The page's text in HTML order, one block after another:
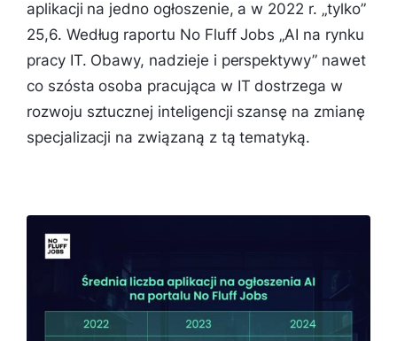
aplikacji na jedno ogłoszenie, a w 2022 r. „tylko”
25,6. Według raportu No Fluff Jobs „AI na rynku
pracy IT. Obawy, nadzieje i perspektywy” nawet
co szósta osoba pracująca w IT dostrzega w
rozwoju sztucznej inteligencji szansę na zmianę
specjalizacji na związaną z tą tematyką.